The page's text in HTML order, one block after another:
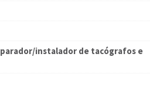
instalador de tacógrafos e